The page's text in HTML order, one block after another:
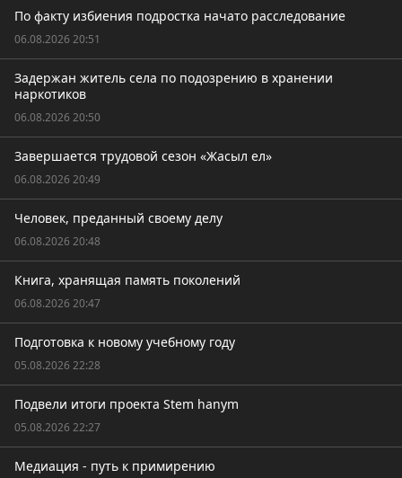
По факту избиения подростка начато расследование
06.08.2026 20:51
Задержан житель села по подозрению в хранении
наркотиков
06.08.2026 20:50
Завершается трудовой сезон «Жасыл ел»
06.08.2026 20:49
Человек, преданный своему делу
06.08.2026 20:48
Книга, хранящая память поколений
06.08.2026 20:47
Подготовка к новому учебному году
05.08.2026 22:28
Подвели итоги проекта Stem hanym
05.08.2026 22:27
Медиация - путь к примирению